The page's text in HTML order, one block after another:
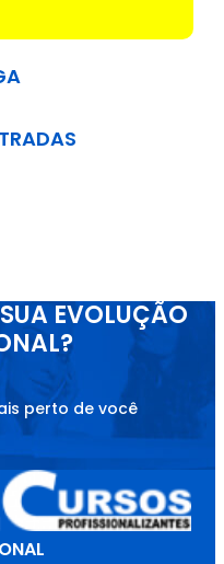
EVOLUÇÃO
perto de você